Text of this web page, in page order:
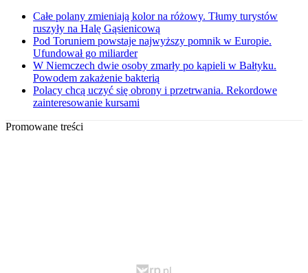
Całe polany zmieniają kolor na różowy. Tłumy turystów
ruszyły na Halę Gąsienicową
Pod Toruniem powstaje najwyższy pomnik w Europie.
Ufundował go miliarder
W Niemczech dwie osoby zmarły po kąpieli w Bałtyku.
Powodem zakażenie bakterią
Polacy chcą uczyć się obrony i przetrwania. Rekordowe
zainteresowanie kursami
Promowane treści